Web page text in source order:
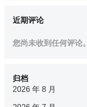
近期评论
您尚未收到任何评论。
归档
2026 年 8 月